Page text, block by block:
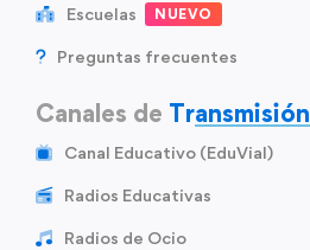
Escuelas NUEVO
Preguntas frecuentes
Canales de Transmisión
Canal Educativo (EduVial)
Radios Educativas
Radios de Ocio